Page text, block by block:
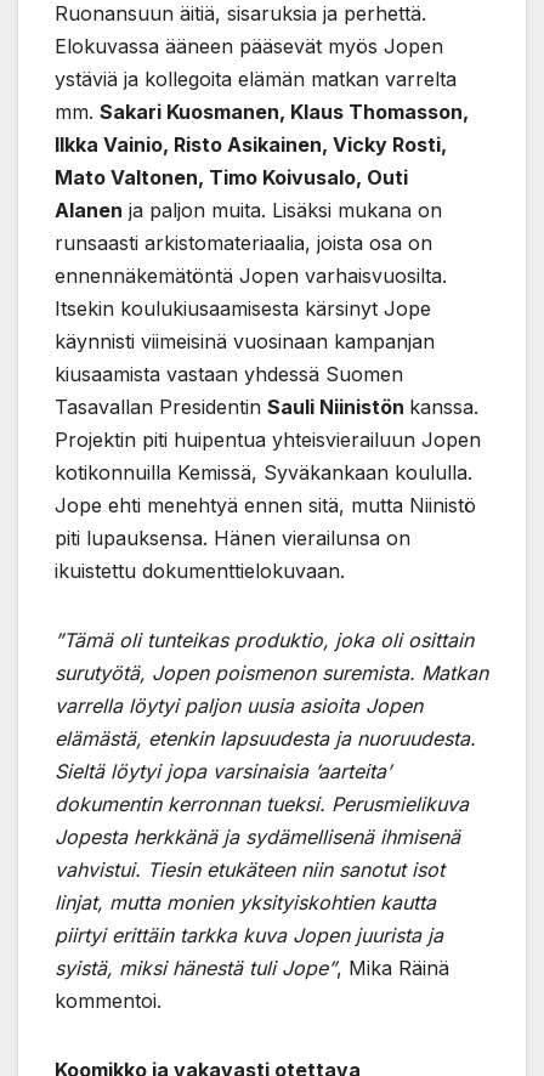
Ruonansuun äitiä, sisaruksia ja perhettä.
Elokuvassa ääneen pääsevät myös Jopen
ystäviä ja kollegoita elämän matkan varrelta
mm. Sakari Kuosmanen, Klaus Thomasson,
Ilkka Vainio, Risto Asikainen, Vicky Rosti,
Mato Valtonen, Timo Koivusalo, Outi
Alanen ja paljon muita. Lisäksi mukana on
runsaasti arkistomateriaalia, joista osa on
ennennäkemätöntä Jopen varhaisvuosilta.
Itsekin koulukiusaamisesta kärsinyt Jope
käynnisti viimeisinä vuosinaan kampanjan
kiusaamista vastaan yhdessä Suomen
Tasavallan Presidentin Sauli Niinistön kanssa.
Projektin piti huipentua yhteisvierailuun Jopen
kotikonnuilla Kemissä, Syväkankaan koululla.
Jope ehti menehtyä ennen sitä, mutta Niinistö
piti lupauksensa. Hänen vierailunsa on
ikuistettu dokumenttielokuvaan.
”Tämä oli tunteikas produktio, joka oli osittain
surutyötä, Jopen poismenon suremista. Matkan
varrella löytyi paljon uusia asioita Jopen
elämästä, etenkin lapsuudesta ja nuoruudesta.
Sieltä löytyi jopa varsinaisia ’aarteita’
dokumentin kerronnan tueksi. Perusmielikuva
Jopesta herkkänä ja sydämellisenä ihmisenä
vahvistui. Tiesin etukäteen niin sanotut isot
linjat, mutta monien yksityiskohtien kautta
piirtyi erittäin tarkka kuva Jopen juurista ja
syistä, miksi hänestä tuli Jope”, Mika Räinä
kommentoi.
Koomikko ja vakavasti otettava